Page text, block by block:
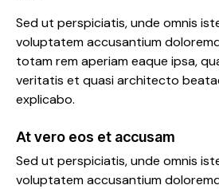
Sed ut perspiciatis, unde omnis
voluptatem accusantium
totam rem aperiam eaque ipsa,
veritatis et quasi architecto
explicabo.
At vero eos et accusam
Sed ut perspiciatis, unde omnis
voluptatem accusantium